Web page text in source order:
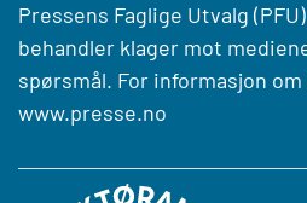
Pressens Faglige Utvalg
behandler klager mot
spørsmål. For informasjon
www.presse.no